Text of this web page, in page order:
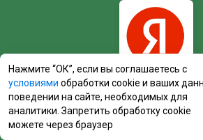
Нажмите “ОК”, если вы соглашаетесь с
условиями обработки cookie и ваших
поведении на сайте, необходимых для
аналитики. Запретить обработку cookie
можете через браузер